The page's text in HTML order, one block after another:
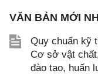
VĂN BẢN MỚI
Quy chuẩn kỹ
Cơ sở vật
đào tạo, huấn